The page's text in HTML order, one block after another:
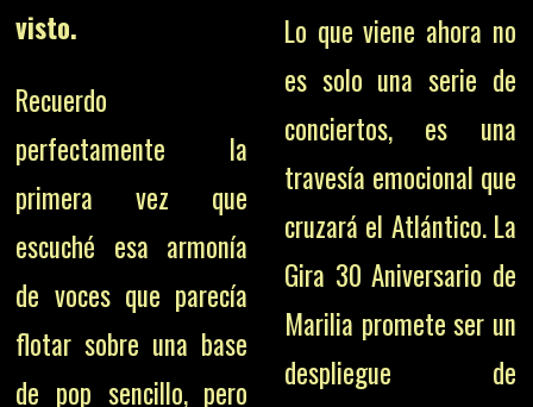
visto.
Recuerdo
perfectamente la
primera vez que
escuché esa armonía
de voces que parecía
flotar sobre una base
de pop sencillo, pero
Lo que viene ahora no
es solo una serie de
conciertos, es una
travesía emocional que
cruzará el Atlántico. La
Gira 30 Aniversario de
Marilia promete ser un
despliegue de